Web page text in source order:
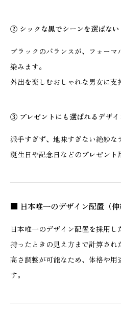
② シックな黒でシーンを選ばない
ブラックのバランスが、フォー
染みます。
外出を楽しむおしゃれな男女に支
③ プレゼントにも選ばれるデザイ
派手すぎず、地味すぎない絶妙な
誕生日や記念日などのプレゼント
■ 日本唯一のデザイン配置（伸
日本唯一のデザイン配置を採用し
持ったときの見え方まで計算され
高さ調整が可能なため、体格や用
す。